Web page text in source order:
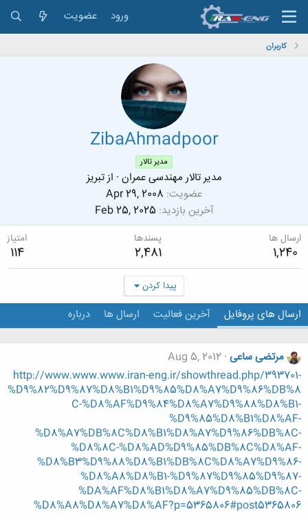
ورود عضویت
کاربران
ZibaAhmadpoor
مدیر تالار
مدیر تالار مهندسی عمران · ازتبریز
عضویت Apr 29, 2008
آخرین بازدید Feb 25, 2025
ارسال ها
1,240
پسندها
2,481
امتیاز
114
پیدا کردن
ارسال های پروفایل آخرین فعالیت ارسال ها درباره
مرتضی ساعی Aug 5, 2012
http://www.www.www.iran-eng.ir/showthread.php/393701-
%D9%82%D9%87%D8%B1%D9%85%D8%A7%D9%86%DB%8
C-%D8%AF%D9%84%D8%A7%D9%88%D8%B1-
%D9%85%D8%B1%D8%AF-
%D8%A7%DB%8C%D8%B1%D8%A7%D9%86%DB%8C-
%D8%8C-%D8%AD%D9%85%DB%8C%D8%AF-
%D8%B3%D9%88%D8%B1%DB%8C%D8%A7%D9%86-
%D8%A8%D8%B1-%D9%87%D9%85%D9%87-
%DA%AF%D8%B1%D8%A7%D9%85%DB%8C-
%D8%A8%D8%A7%D8%AF?p=5365806#post5365806